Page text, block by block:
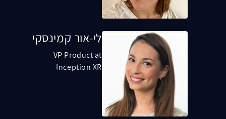
לי-אור קמינסקי
VP Product at
Inception XR